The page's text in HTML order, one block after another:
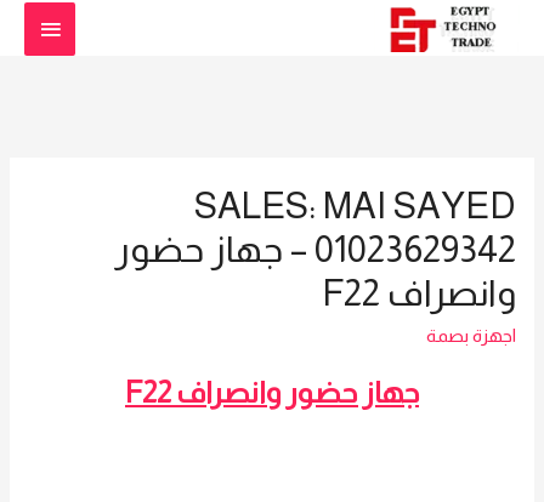
SALES: MAI SAYED
01023629342 – جهاز حضور
وانصراف F22
اجهزة بصمة
جهاز حضور وانصراف F22